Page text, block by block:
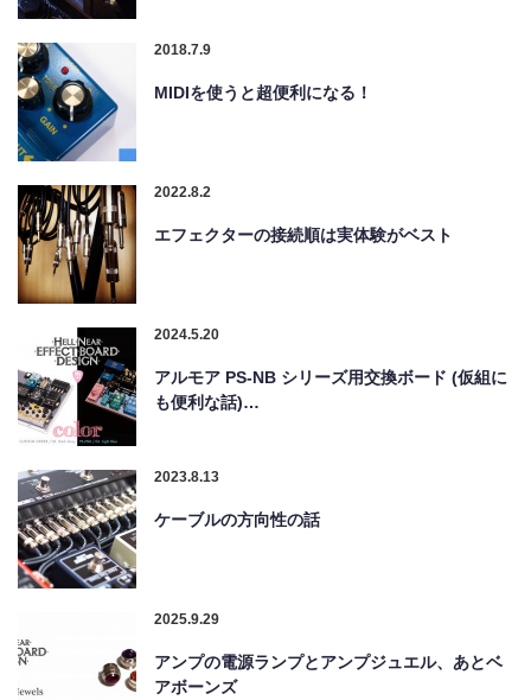
2018.7.9
MIDIを使うと超便利になる！
2022.8.2
エフェクターの接続順は実体験がベスト
2024.5.20
アルモア PS-NB シリーズ用交換ボード (仮組に
も便利な話)…
2023.8.13
ケーブルの方向性の話
2025.9.29
アンプの電源ランプとアンプジュエル、あとベ
アボーンズ